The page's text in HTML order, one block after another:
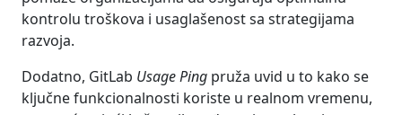
kontrolu troškova i usaglašenost sa strategijama
razvoja.
Dodatno, GitLab Usage Ping pruža uvid u to kako se
ključne funkcionalnosti koriste u realnom vremenu,